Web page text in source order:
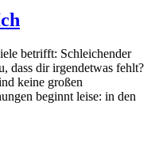
betrifft: Schleichender
dass dir irgendetwas fehlt?
keine großen
beginnt leise: in den